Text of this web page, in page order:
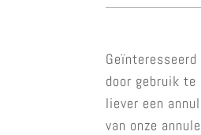
door gebruik
liever een
van onze